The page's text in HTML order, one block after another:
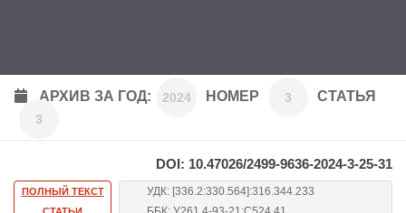
АрхивАРХИВ ЗА ГОД: 2024 НОМЕР 3 СТАТЬЯ
3
DOI: 10.47026/2499-9636-2024-3-25-31
ПОЛНЫЙ ТЕКСТ
УДК: [336.2:330.564]:316.344.233